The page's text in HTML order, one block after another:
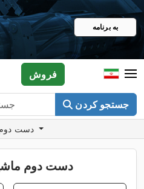
به برنامه
جستجو کردن
فروش
دست دوم